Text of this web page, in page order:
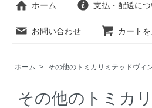
ホーム 支払・配送に
お問い合わせ カートを
ホーム > その他のトミカリミテッドヴィ
その他のトミカ